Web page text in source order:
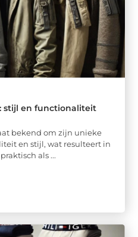
stijl en functionaliteit
bekend om zijn unieke
en stijl, wat resulteert in
als ...